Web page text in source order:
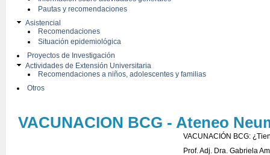
Pautas y recomendaciones
Asistencial
Recomendaciones
Situación epidemiológica
Proyectos de Investigación
Actividades de Extensión Universitaria
Recomendaciones a niños, adolescentes y familias
Otros
VACUNACION BCG - Ateneo
VACUNACIÓN BCG:
Prof. Adj. Dra. Gabriela